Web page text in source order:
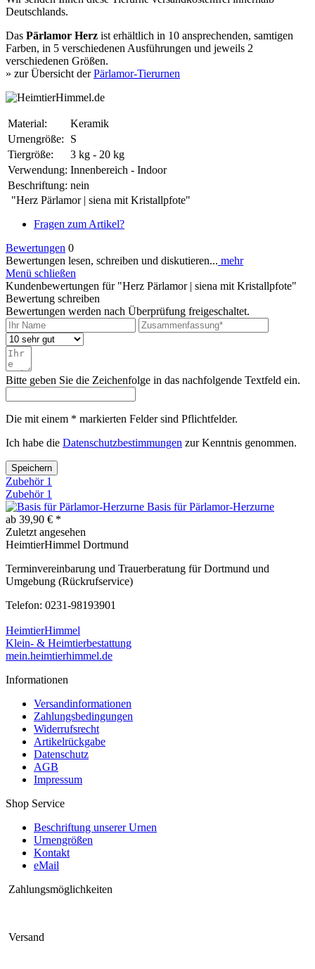
Deutschlands.
Das Pärlamor Herz ist erhältlich in 10 ansprechenden, samtigen
Farben, in 5 verschiedenen Ausführungen und jeweils 2
verschiedenen Größen.
» zur Übersicht derPärlamor-Tierurnen
Material:
Keramik
Urnengröße:
S
Tiergröße:
3 kg - 20 kg
Verwendung: Innenbereich - Indoor
Beschriftung: nein
"Herz Pärlamor | siena mit Kristallpfote"
Fragen zum Artikel?
Bewertungen 0
Bewertungen lesen, schreiben und diskutieren... mehr
Menü schließen
Kundenbewertungen für "Herz Pärlamor | siena mit Kristallpfote"
Bewertung schreiben
Bewertungen werden nach Überprüfung freigeschaltet.
Bitte geben Sie die Zeichenfolge in das nachfolgende Textfeld ein.
Die mit einem * markierten Felder sind Pflichtfelder.
Ich habe die Datenschutzbestimmungen zur Kenntnis genommen.
Speichern
Zubehör 1
Zubehör 1
Basis für Pärlamor-Herzurne
ab 39,90 € *
Zuletzt angesehen
HeimtierHimmel Dortmund
Terminvereinbarung und Trauerberatung für Dortmund und
Umgebung (Rückrufservice)
Telefon: 0231-98193901
HeimtierHimmel
Klein- & Heimtierbestattung
mein.heimtierhimmel.de
Informationen
Versandinformationen
Zahlungsbedingungen
Widerrufsrecht
Artikelrückgabe
Datenschutz
AGB
Impressum
Shop Service
Beschriftung unserer Urnen
Urnengrößen
Kontakt
eMail
Zahlungsmöglichkeiten
Versand